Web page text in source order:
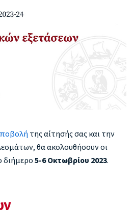
της αίτησής σας και την
θα ακολουθήσουν οι
διήμερο5-6 Οκτωβρίου 2023.